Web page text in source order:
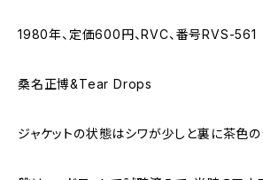
1980年、定価600円、RVC、番号RVS-561
桑名正博&Tear Drops
ジャケットの状態はシワが少しと裏に茶色